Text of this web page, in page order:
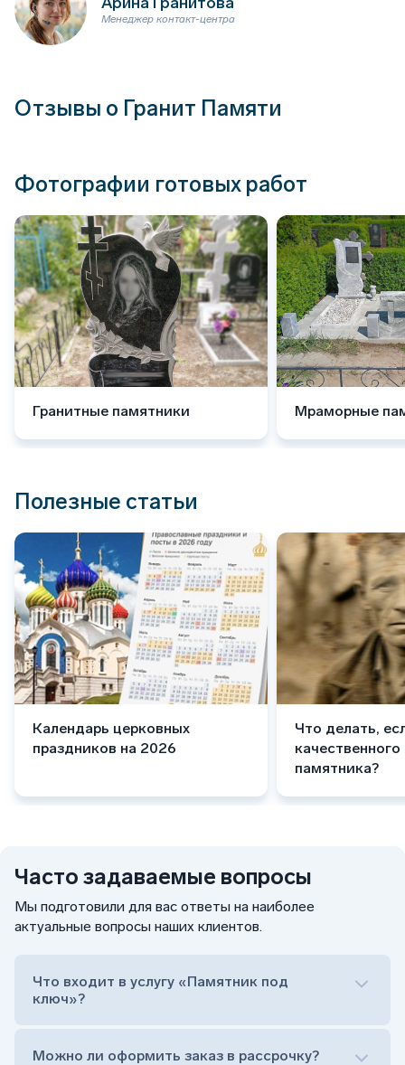
Менеджер контакт-центра
Отзывы о Гранит Памяти
Фотографии готовых работ
Гранитные памятники Мраморные
Полезные статьи
Календарь церковных
праздников на 2026
Что делать,
памятника?
Часто задаваемые вопросы
Мы подготовили для вас ответы на наиболее
актуальные вопросы наших клиентов.
Что входит в услугу «Памятник под
ключ»?
Можно ли оформить заказ в рассрочку?